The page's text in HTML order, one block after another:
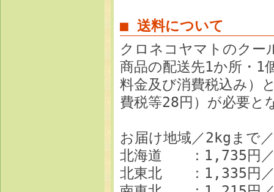
■ 送料について
クロネコヤマトのクー
商品の配送先1か所・1
料金及び消費税込み）
費税等28円）が必要と
お届け地域／2kgまで
北海道 ：1,735円／
北東北 ：1,335円／